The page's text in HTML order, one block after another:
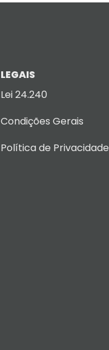
LEGAIS
Lei 24.240
Condições Gerais
Política de Privacidade